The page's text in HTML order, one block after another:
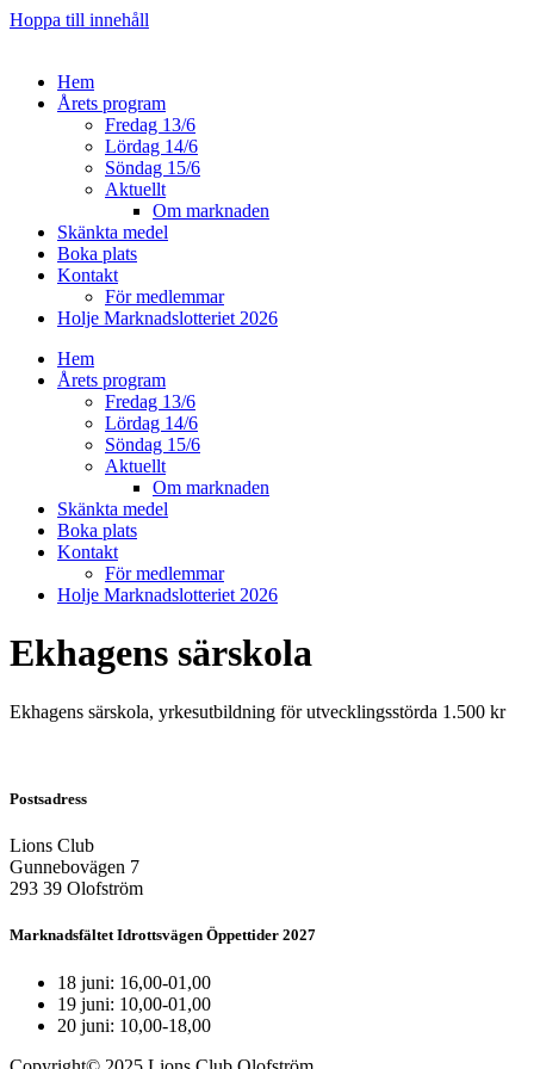
Hoppa till innehåll
Hem
Årets program
Fredag 13/6
Lördag 14/6
Söndag 15/6
Aktuellt
Om marknaden
Skänkta medel
Boka plats
Kontakt
För medlemmar
Holje Marknadslotteriet 2026
Hem
Årets program
Fredag 13/6
Lördag 14/6
Söndag 15/6
Aktuellt
Om marknaden
Skänkta medel
Boka plats
Kontakt
För medlemmar
Holje Marknadslotteriet 2026
Ekhagens särskola
Ekhagens särskola, yrkesutbildning för utvecklingsstörda 1.500 kr
Postsadress
Lions Club
Gunnebovägen 7
293 39 Olofström
Marknadsfältet Idrottsvägen Öppettider 2027
18 juni: 16,00-01,00
19 juni: 10,00-01,00
20 juni: 10,00-18,00